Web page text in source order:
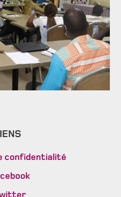
confidentialité